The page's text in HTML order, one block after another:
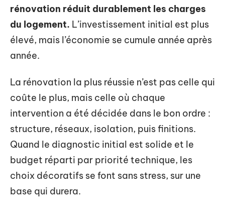
rénovation réduit durablement les charges
du logement. L’investissement initial est plus
élevé, mais l’économie se cumule année après
année.
La rénovation la plus réussie n’est pas celle qui
coûte le plus, mais celle où chaque
intervention a été décidée dans le bon ordre :
structure, réseaux, isolation, puis finitions.
Quand le diagnostic initial est solide et le
budget réparti par priorité technique, les
choix décoratifs se font sans stress, sur une
base qui durera.